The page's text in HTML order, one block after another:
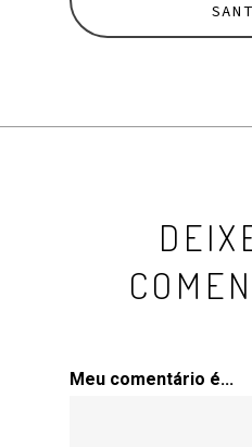
Meu comentário é...